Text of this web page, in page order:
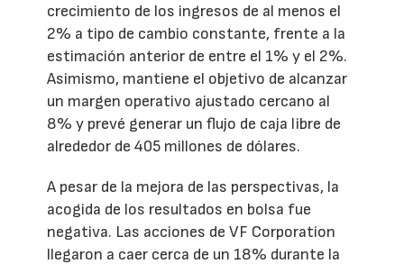
crecimiento de los ingresos de al menos el
2% a tipo de cambio constante, frente a la
estimación anterior de entre el 1% y el 2%.
Asimismo, mantiene el objetivo de alcanzar
un margen operativo ajustado cercano al
8% y prevé generar un flujo de caja libre de
alrededor de 405 millones de dólares.
A pesar de la mejora de las perspectivas, la
acogida de los resultados en bolsa fue
negativa. Las acciones de VF Corporation
llegaron a caer cerca de un 18% durante la